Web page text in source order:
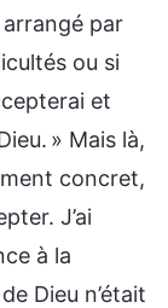
arrangé par
ou si
et
» Mais là,
concret,
J’ai
à la
Dieu n’était